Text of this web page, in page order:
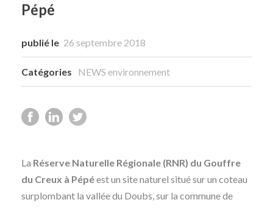
Pépé
publié le 26 septembre 2018
Catégories NEWS environnement
La Réserve Naturelle Régionale (RNR) du Gouffre
du Creux à Pépéest un site naturel situé sur un coteau
surplombant la vallée du Doubs, sur la commune de